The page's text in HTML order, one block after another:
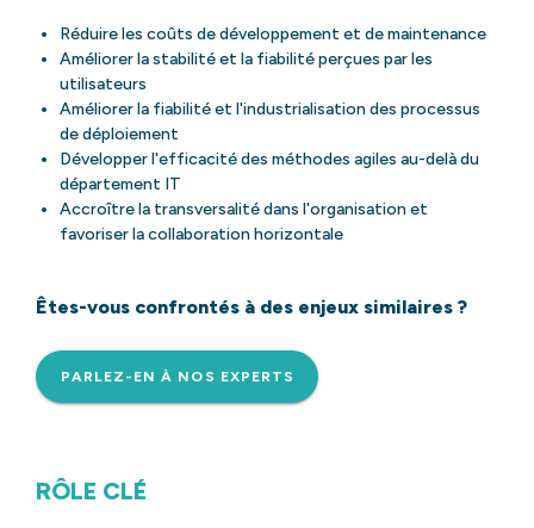
Réduire les coûts de développement et de maintenance
Améliorer la stabilité et la fiabilité perçues par les
utilisateurs
Améliorer la fiabilité et l'industrialisation des processus
de déploiement
Développer l'efficacité des méthodes agiles au-delà du
département IT
Accroître la transversalité dans l'organisation et
favoriser la collaboration horizontale
Êtes-vous confrontés à des enjeux similaires ?
PARLEZ-EN À NOS EXPERTS
RÔLE CLÉ